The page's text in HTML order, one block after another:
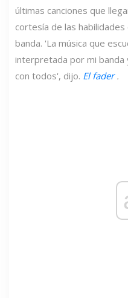
últimas canciones que
cortesía de las
banda. 'La música que
interpretada por mi banda
con todos', dijo. El fader.